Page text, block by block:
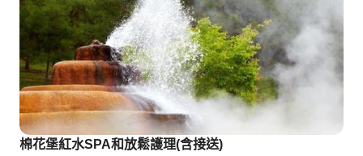
棉花堡紅水SPA和放鬆護理(含接送)